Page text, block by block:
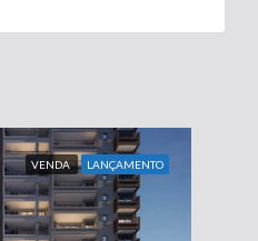
VENDA LANÇAMENTO